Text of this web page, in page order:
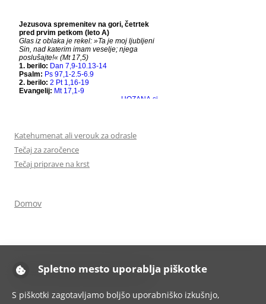
Katehumenat ali verouk za odrasle
Tečaj za zaročence
Tečaj priprave na krst
Domov
Ponosno uporablja tehnologijo WordPress
Spletno mesto uporablja piškotke
S piškotki zagotavljamo boljšo uporabniško izkušnjo,